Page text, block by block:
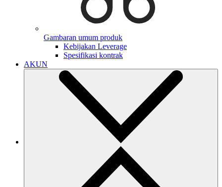
Gambaran umum produk
Kebijakan Leverage
Spesifikasi kontrak
AKUN